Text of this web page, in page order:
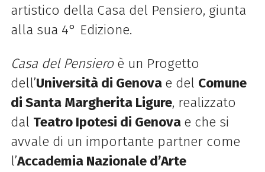
artistico della Casa del Pensiero, giunta
alla sua 4° Edizione.
Casa del Pensiero è un Progetto
dell’Università di Genova e del Comune
di Santa Margherita Ligure, realizzato
dal Teatro Ipotesi di Genova e che si
avvale di un importante partner come
l’Accademia Nazionale d’Arte